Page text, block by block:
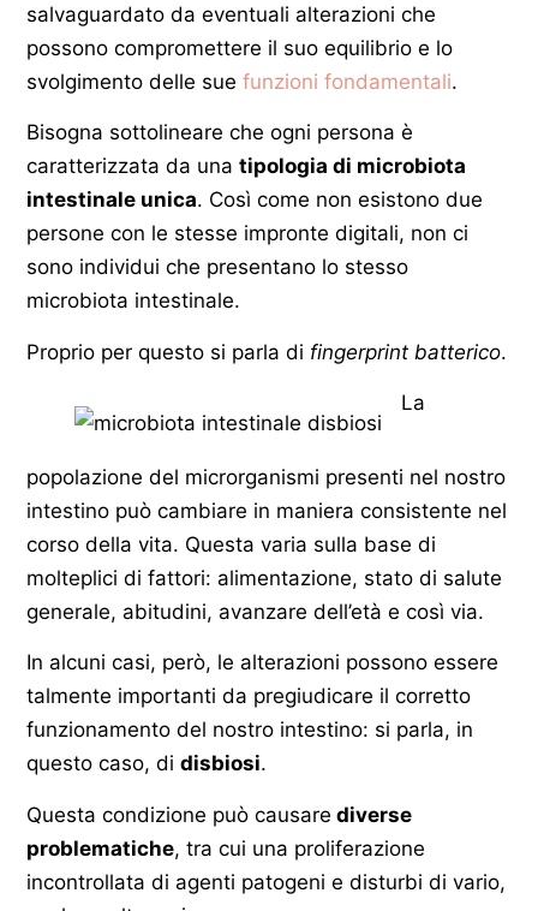
salvaguardato da eventuali alterazioni che
possono compromettere il suo equilibrio e lo
svolgimento delle sue funzioni fondamentali.
Bisogna sottolineare che ogni persona è
caratterizzata da una tipologia di microbiota
intestinale unica. Così come non esistono due
persone con le stesse impronte digitali, non ci
sono individui che presentano lo stesso
microbiota intestinale.
Proprio per questo si parla di fingerprint batterico.
La
popolazione del microrganismi presenti nel nostro
intestino può cambiare in maniera consistente nel
corso della vita. Questa varia sulla base di
molteplici di fattori: alimentazione, stato di salute
generale, abitudini, avanzare dell’età e così via.
In alcuni casi, però, le alterazioni possono essere
talmente importanti da pregiudicare il corretto
funzionamento del nostro intestino: si parla, in
questo caso, di disbiosi.
Questa condizione può causare diverse
problematiche, tra cui una proliferazione
incontrollata di agenti patogeni e disturbi di vario,